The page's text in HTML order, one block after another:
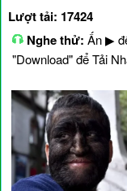
Lượt tải: 17424
Nghe thử: Ấn ▶
"Download" để Tải